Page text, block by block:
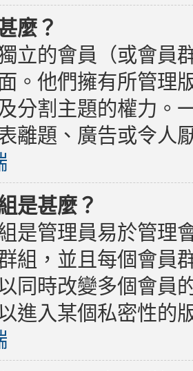
麼？
立的會員（或會員
。他們擁有所管理
分割主題的權力。
離題、廣告或令人
是甚麼？
是管理員易於管理
組，並且每個會員
同時改變多個會員
進入某個私密性的